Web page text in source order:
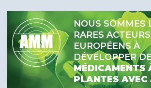
NOUS SOMMES
RARES ACTEURS
EUROPÉENS À
DÉVELOPPER
MÉDICAMENTS
PLANTES AVEC